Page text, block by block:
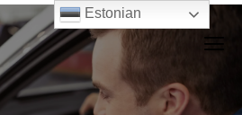
Estonian